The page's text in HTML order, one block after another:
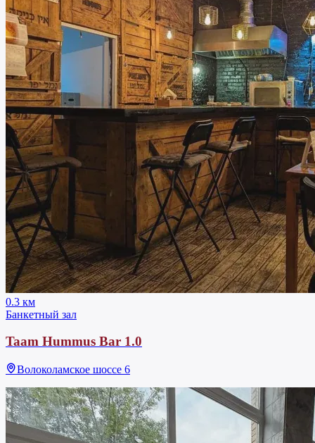
0.3 км
Банкетный зал
Taam Hummus Bar 1.0
Волоколамское шоссе 6